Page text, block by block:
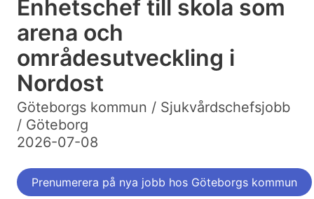
Enhetschef till skola som
arena och
områdesutveckling i
Nordost
Göteborgs kommun / Sjukvårdschefsjobb
/ Göteborg
2026-07-08
Prenumerera på nya jobb hos Göteborgs kommun